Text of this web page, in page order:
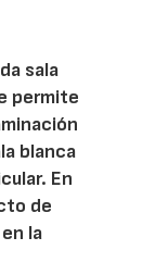
sala
permite
blanca
En
de
la